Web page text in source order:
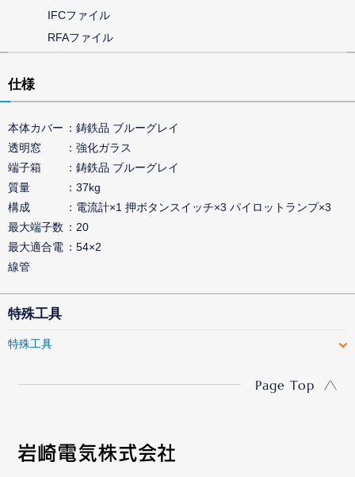
IFCファイル
RFAファイル
仕様
本体カバー
鋳鉄品 ブルーグレイ
透明窓
強化ガラス
端子箱
鋳鉄品 ブルーグレイ
質量
37kg
構成
電流計×1 押ボタンスイッチ×3 パイロットランプ×3
最大端子数
20
最大適合電
線管
54×2
特殊工具
特殊工具
Page Top